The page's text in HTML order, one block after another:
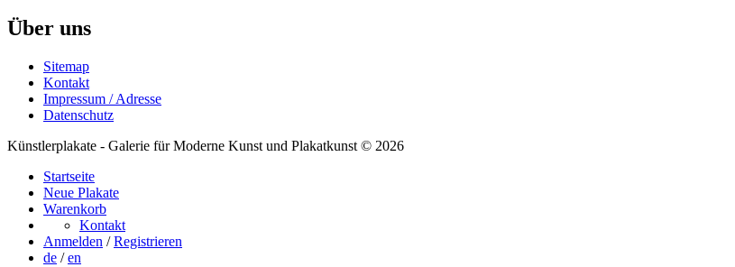
Über uns
Sitemap
Kontakt
Impressum / Adresse
Datenschutz
Künstlerplakate - Galerie für Moderne Kunst und Plakatkunst © 2026
Startseite
Neue Plakate
Warenkorb
Kontakt
Anmelden / Registrieren
de /en